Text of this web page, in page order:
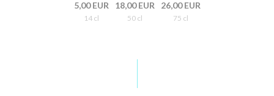
5,00 EUR
14 cl
18,00 EUR
50 cl
26,00 EUR
75 cl